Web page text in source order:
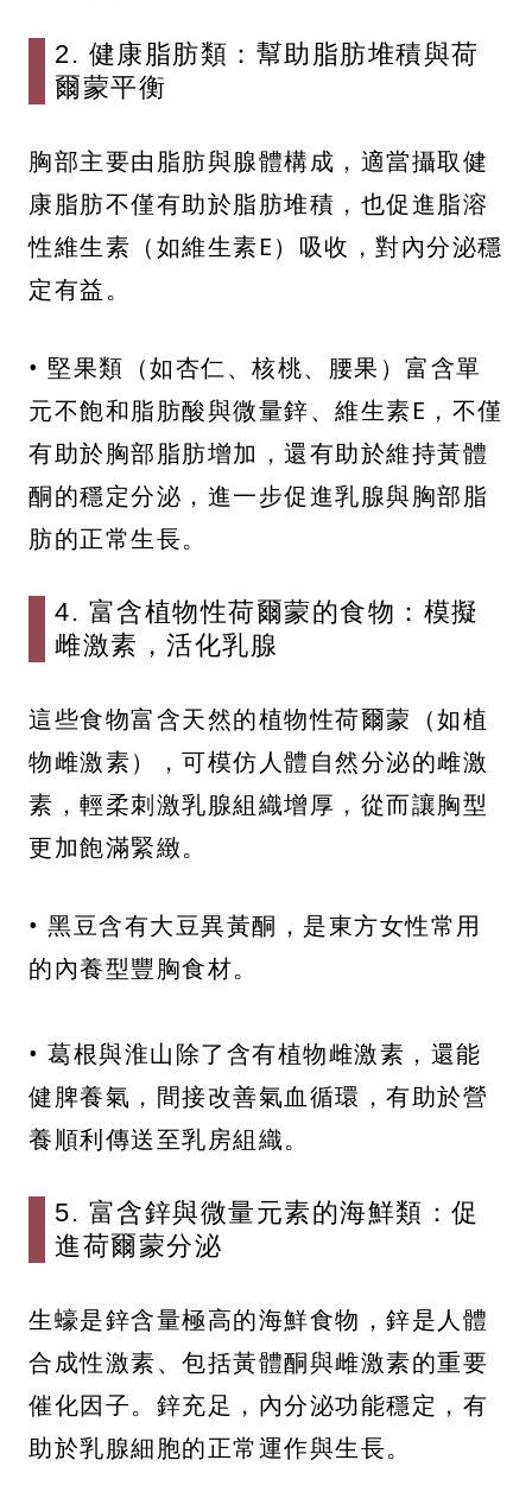
2. 健康脂肪類：幫助脂肪堆積與荷
爾蒙平衡
胸部主要由脂肪與腺體構成，適當攝取健
康脂肪不僅有助於脂肪堆積，也促進脂溶
性維生素（如維生素E）吸收，對內分泌穩
定有益。
• 堅果類（如杏仁、核桃、腰果）富含單
元不飽和脂肪酸與微量鋅、維生素E，不僅
有助於胸部脂肪增加，還有助於維持黃體
酮的穩定分泌，進一步促進乳腺與胸部脂
肪的正常生長。
4. 富含植物性荷爾蒙的食物：模擬
雌激素，活化乳腺
這些食物富含天然的植物性荷爾蒙（如植
物雌激素），可模仿人體自然分泌的雌激
素，輕柔刺激乳腺組織增厚，從而讓胸型
更加飽滿緊緻。
• 黑豆含有大豆異黃酮，是東方女性常用
的內養型豐胸食材。
• 葛根與淮山除了含有植物雌激素，還能
健脾養氣，間接改善氣血循環，有助於營
養順利傳送至乳房組織。
5. 富含鋅與微量元素的海鮮類：促
進荷爾蒙分泌
生蠔是鋅含量極高的海鮮食物，鋅是人體
合成性激素、包括黃體酮與雌激素的重要
催化因子。鋅充足，內分泌功能穩定，有
助於乳腺細胞的正常運作與生長。